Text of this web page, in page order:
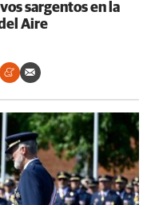
sargentos en la
Aire